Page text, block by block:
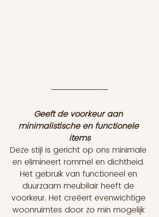
Geeft de voorkeur aan
minimalistische en functionele
items
Deze stijl is gericht op ons minimale
en elimineert rommel en dichtheid.
Het gebruik van functioneel en
duurzaam meubilair heeft de
voorkeur. Het creëert evenwichtige
woonruimtes door zo min mogelijk